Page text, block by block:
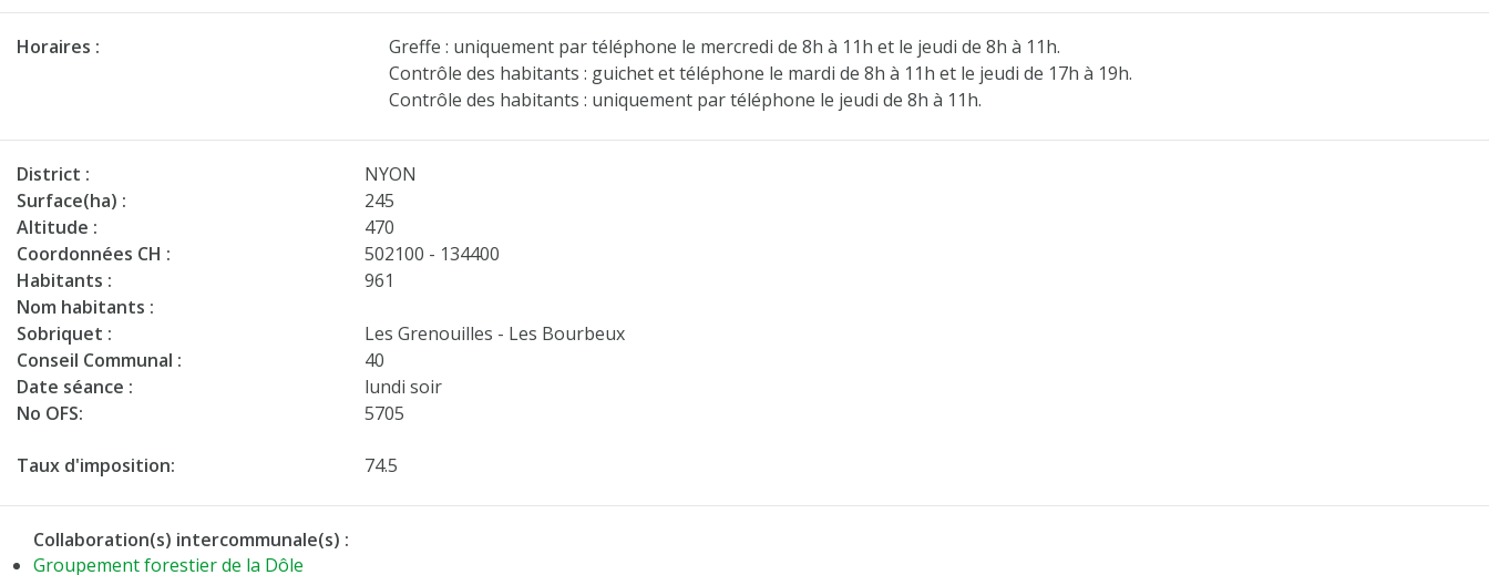
Horaires :
Greffe : uniquement par téléphone le mercredi de 8h à 11h et le jeudi de 8h à 11h.
Contrôle des habitants : guichet et téléphone le mardi de 8h à 11h et le jeudi de 17h à 19h.
Contrôle des habitants : uniquement par téléphone le jeudi de 8h à 11h.
District :
NYON
Surface(ha) :
245
Altitude :
470
Coordonnées CH :
502100 - 134400
Habitants :
961
Nom habitants :
Sobriquet :
Les Grenouilles - Les Bourbeux
Conseil Communal :
40
Date séance :
lundi soir
No OFS:
5705
Taux d'imposition: 74.5
Collaboration(s) intercommunale(s) :
Groupement forestier de la Dôle